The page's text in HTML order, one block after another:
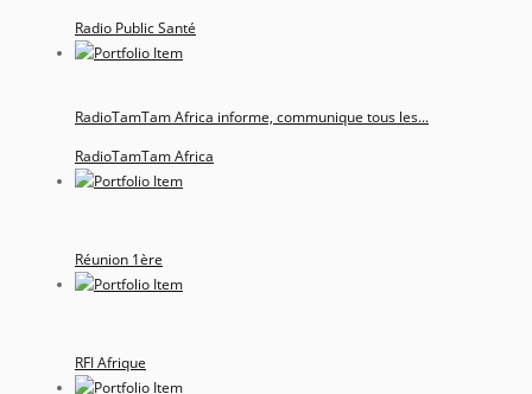
Radio Public Santé
RadioTamTam Africa informe, communique tous les...
RadioTamTam Africa
Réunion 1ère
RFI Afrique